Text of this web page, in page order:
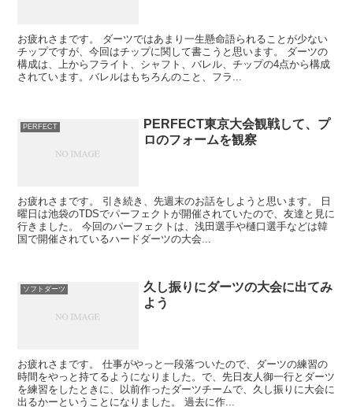
お疲れさまです。 ダーツではあまり一生懸命語られることが少ない
チップですが、今回はチップに関して書こうと思います。 ダーツの
構成は、上からフライト、シャフト、バレル、チップの4点から構成
されています。バレルはもちろんのこと、フラ...
PERFECT
PERFECT東京大会観戦して、プ
ロのフォームを観察
お疲れさまです。 引き続き、先週末のお話をしようと思います。 日
曜日は池袋のTDSでパーフェクトが開催されていたので、友達と見に
行きました。 今回のパーフェクトは、浅田選手や樋口選手などは韓
国で開催されているハードダーツの大会...
ソフトダーツ
久し振りにダーツの大会に出てみ
よう
お疲れさまです。 仕事がやっと一段落ついたので、ダーツの練習の
時間をやっと持てるようになりました。で、先日友人御一行とダーツ
を練習をしたときに、以前作ったダーツチームで、久し振りに大会に
出るかーということになりました。 過去に作...